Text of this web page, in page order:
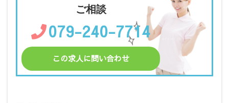
ご相談
079-240-7714
この求人に問い合わせ